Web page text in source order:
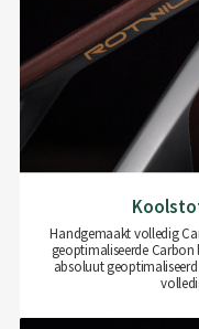
Handgemaakt volledig
geoptimaliseerde
absoluut